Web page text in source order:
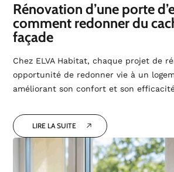
Rénovation d’une porte
comment redonner du
façade
Chez ELVA Habitat, chaque projet de
opportunité de redonner vie à un
améliorant son confort et son
LIRE LA SUITE